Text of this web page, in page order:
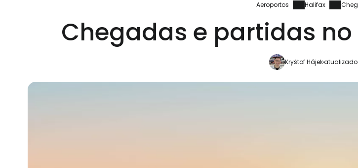
Aeroportos Halifax
Chegadas e partidas
Kryštof Hájekatualizado